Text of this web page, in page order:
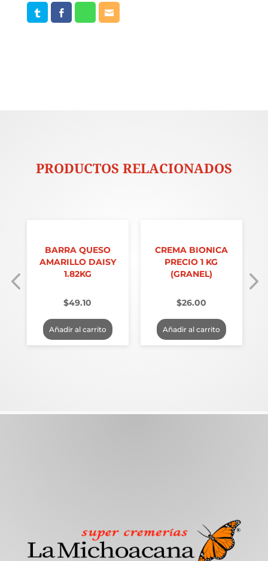
cantidad
PRODUCTOS RELACIONADOS
BARRA QUESO
AMARILLO DAISY
1.82KG
$49.10
Añadir al carrito
CREMA BIONICA
PRECIO 1 KG
(GRANEL)
$26.00
Añadir al carrito